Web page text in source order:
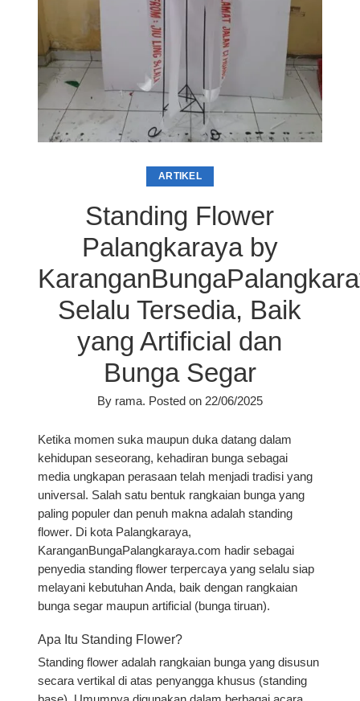
ARTIKEL
Standing Flower
Palangkaraya by
Selalu Tersedia, Baik
yang Artificial dan
Bunga Segar
By rama. Posted on 22/06/2025
Ketika momen suka maupun duka datang dalam
kehidupan seseorang, kehadiran bunga sebagai
media ungkapan perasaan telah menjadi tradisi yang
universal. Salah satu bentuk rangkaian bunga yang
paling populer dan penuh makna adalahstanding
flower. Di kota Palangkaraya,
KaranganBungaPalangkaraya.com hadir sebagai
penyedia standing flower terpercaya yang selalu siap
melayani kebutuhan Anda, baik dengan rangkaian
bunga segar maupun artificial (bunga tiruan).
Apa Itu Standing Flower?
Standing flower adalah rangkaian bunga yang disusun
secara vertikal di atas penyangga khusus (standing